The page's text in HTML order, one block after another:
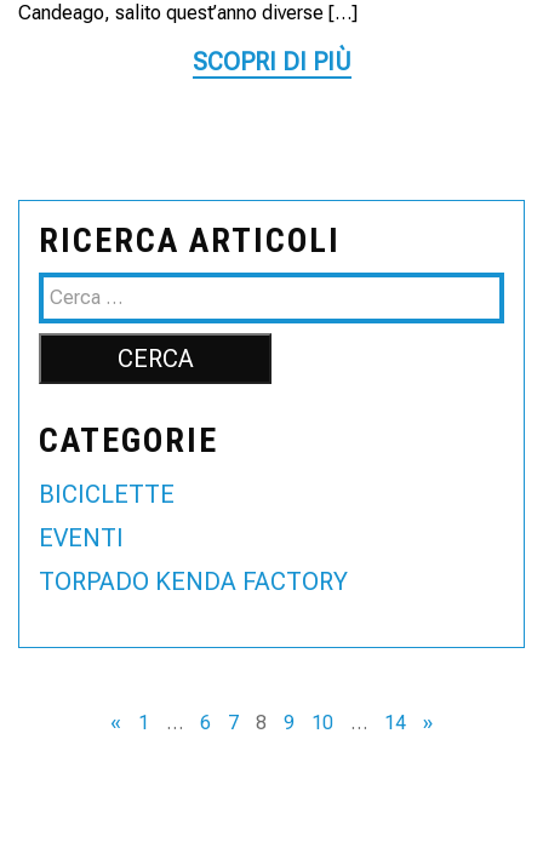
Candeago, salito quest’anno diverse […]
SCOPRI DI PIÙ
RICERCA ARTICOLI
CATEGORIE
BICICLETTE
EVENTI
TORPADO KENDA FACTORY
« 1 … 6 7 8 9 10 … 14 »